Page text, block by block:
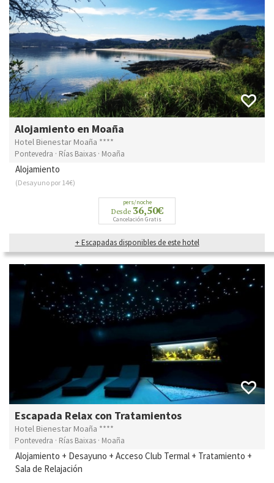
Alojamiento en Moaña
Hotel Bienestar Moaña ****
Pontevedra · Rías Baixas · Moaña
Alojamiento
(Desayuno por 14€)
pers/noche
Desde 36,50€
Cancelación Gratis
+ Escapadas disponibles de este hotel
Escapada Relax con Tratamientos
Hotel Bienestar Moaña ****
Pontevedra · Rías Baixas · Moaña
Alojamiento + Desayuno + Acceso Club Termal + Tratamiento +
Sala de Relajación